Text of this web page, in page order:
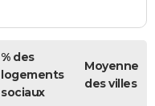
% des
logements
sociaux
Moyenne
des villes